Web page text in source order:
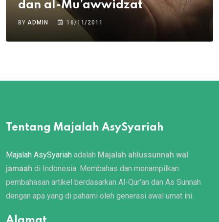
dan al-Mu’awwidzat
BY ADMIN 16/11/2011
Tentang Majalah AsySyariah
Majalah AsySyariah adalah Majalah ahlussunnah wal
jamaah di Indonesia. Membahas dan menampilkan
pembahasan artikel berdasarkan Al-Qur’an dan As Sunnah
dengan apa yang di pahami oleh generasi awal umat ini.